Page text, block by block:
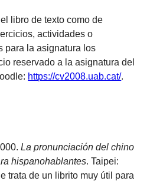
libro de texto como de
actividades o
para la asignatura los
reservado a la asignatura del
https://cv2008.uab.cat/.
La pronunciación del chino
hispanohablantes. Taipei:
trata de un librito muy útil para